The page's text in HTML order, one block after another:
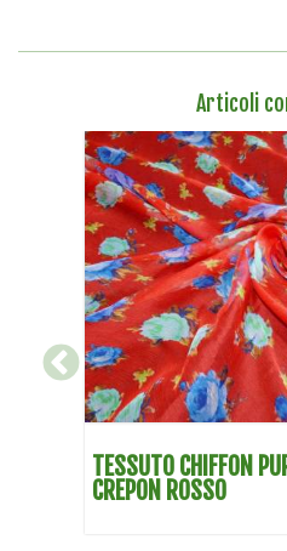
Articoli
TESSUTO CHIFFON
CREPON ROSSO